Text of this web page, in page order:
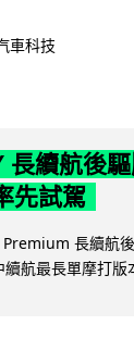
車科技
續航後
先試駕
長續航
航最長單摩打版